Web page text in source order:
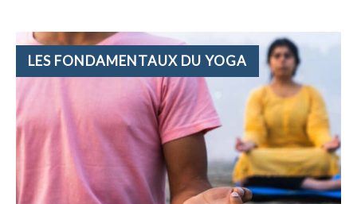
CATÉGORIES
LES FONDAMENTAUX DU YOGA